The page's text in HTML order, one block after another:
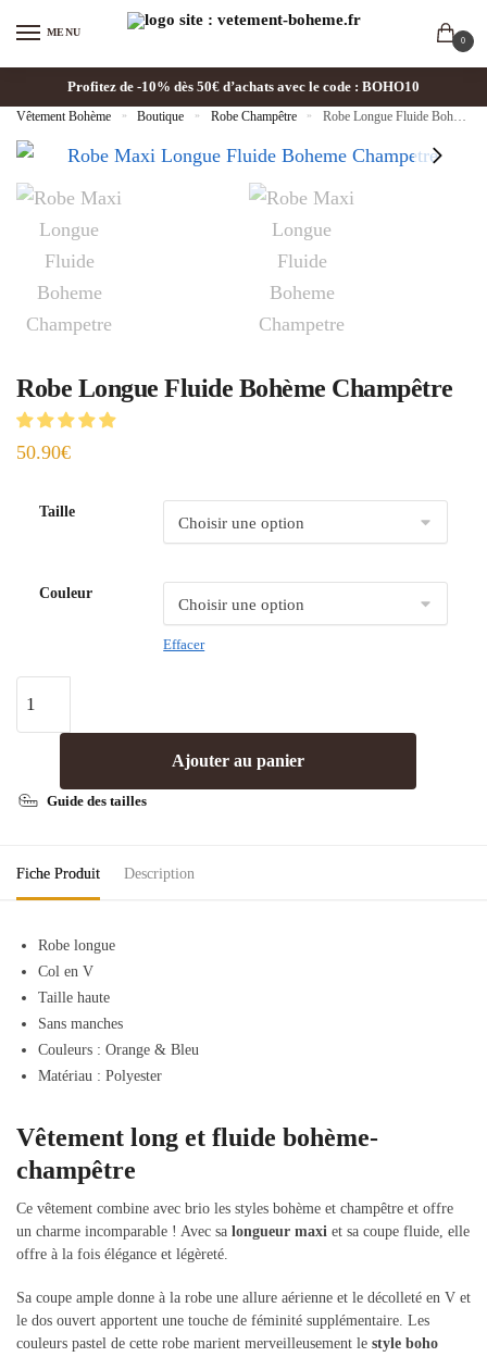
MENU
0
Profitez de -10% dès 50€ d’achats avec le code : BOHO10
Vêtement Bohème » Boutique » Robe Champêtre » Robe Longue Fluide Bohème Champêtre
Robe Longue Fluide Bohème Champêtre
50.90€
Taille
Couleur
Effacer
Ajouter au panier
Guide des tailles
Fiche Produit Description
Robe longue
Col en V
Taille haute
Sans manches
Couleurs : Orange & Bleu
Matériau : Polyester
Vêtement long et fluide bohème-
champêtre
Ce vêtement combine avec brio les styles bohème et champêtre et offre
un charme incomparable ! Avec sa longueur maxi et sa coupe fluide, elle
offre à la fois élégance et légèreté.
Sa coupe ample donne à la robe une allure aérienne et le décolleté en V et
le dos ouvert apportent une touche de féminité supplémentaire. Les
couleurs pastel de cette robe marient merveilleusement le style boho